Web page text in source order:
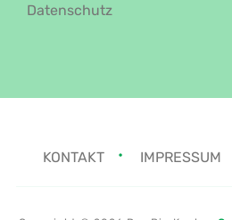
Datenschutz
KONTAKT IMPRESSUM